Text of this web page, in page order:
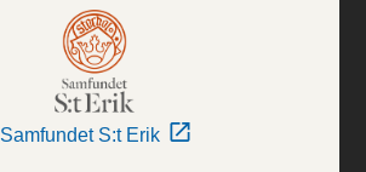
Samfundet S:t Erik